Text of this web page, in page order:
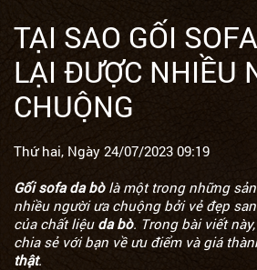
TẠI SAO GỐI
LẠI ĐƯỢC NHIỀU
CHUỘNG
Thứ hai, Ngày 24/07/2023 09:19
Gối sofa da bòlà một trong những
nhiều người ưa chuộng bởi vẻ đẹp
của chất liệu da bò. Trong bài viết này,
chia sẻ với bạn về ưu điểm và giá
thật.